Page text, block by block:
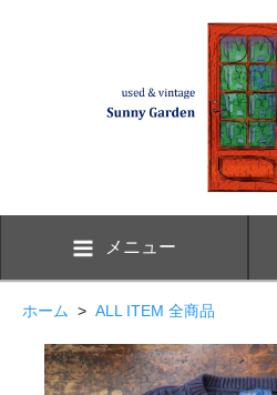
メニュー
ホーム > ALL ITEM 全商品